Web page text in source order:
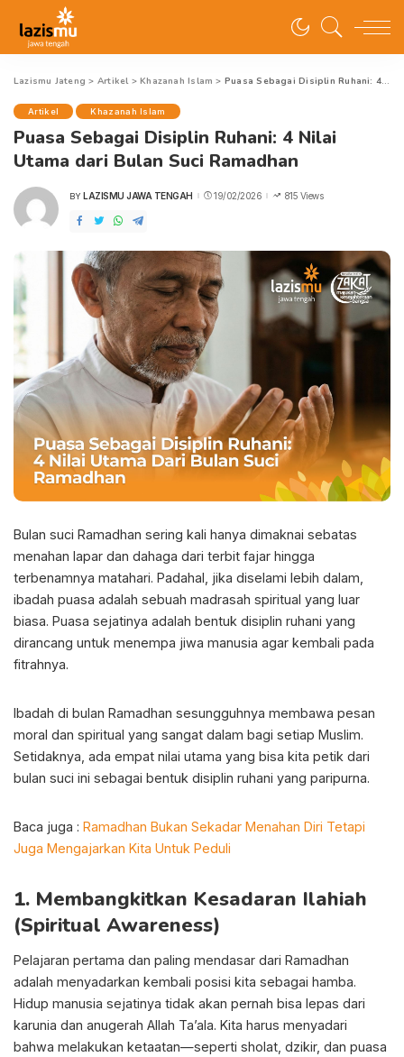
Lazismu Jateng > Artikel>Khazanah Islam > Puasa Sebagai Disiplin Ruhani: 4 Nilai Utama dari Bulan Suci Ramadhan
Artikel Khazanah Islam
Puasa Sebagai Disiplin Ruhani: 4 Nilai
Utama dari Bulan Suci Ramadhan
POSTED
BY LAZISMU JAWA TENGAH 19/02/2026 815 Views
Bulan suci Ramadhan sering kali hanya dimaknai sebatas
menahan lapar dan dahaga dari terbit fajar hingga
terbenamnya matahari. Padahal, jika diselami lebih dalam,
ibadah puasa adalah sebuah madrasah spiritual yang luar
biasa. Puasa sejatinya adalah bentuk disiplin ruhani yang
dirancang untuk menempa jiwa manusia agar kembali pada
fitrahnya.
Ibadah di bulan Ramadhan sesungguhnya membawa pesan
moral dan spiritual yang sangat dalam bagi setiap Muslim.
Setidaknya, ada empat nilai utama yang bisa kita petik dari
bulan suci ini sebagai bentuk disiplin ruhani yang paripurna.
Baca juga : Ramadhan Bukan Sekadar Menahan Diri Tetapi
Juga Mengajarkan Kita Untuk Peduli
1. Membangkitkan Kesadaran Ilahiah
(Spiritual Awareness)
Pelajaran pertama dan paling mendasar dari Ramadhan
adalah menyadarkan kembali posisi kita sebagai hamba.
Hidup manusia sejatinya tidak akan pernah bisa lepas dari
karunia dan anugerah Allah Ta’ala. Kita harus menyadari
bahwa melakukan ketaatan—seperti sholat, dzikir, dan puasa